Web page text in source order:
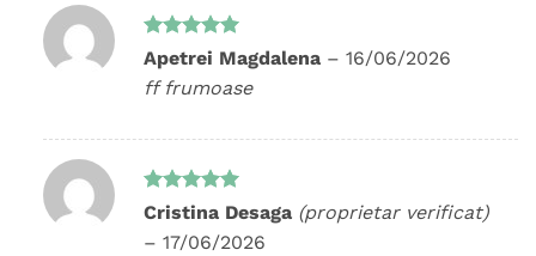
Evaluat la
din 5
Apetrei Magdalena – 16/06/2026
ff frumoase
Evaluat la
din 5
Cristina Desaga (proprietar verificat)
– 17/06/2026